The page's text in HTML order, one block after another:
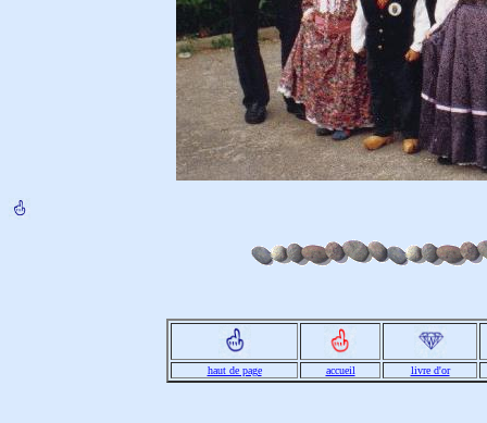
haut de page accueil livre d'or